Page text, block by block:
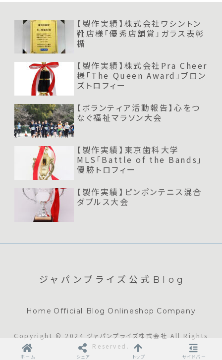
【製作実績】株式会社ワシントン
靴店様「優秀店舗賞」ガラス表彰
楯
【製作実績】株式会社Pra Cheer
様「The Queen Award」ブロン
ズトロフィー
【ボランティア活動報告】心をつ
なぐ福祉マラソン大会
【製作実績】東京歯科大学
MLS「Battle of the Bands」
優勝トロフィー
【製作実績】ピンポンテニス混合
ダブルス大会
ジャパンプライズ公式Blog
Home Official Blog Onlineshop Company
Copyright © 2024 ジャパンプライズ株式会社 All Rights
Reserved.
ホーム シェア トップ サイドバー